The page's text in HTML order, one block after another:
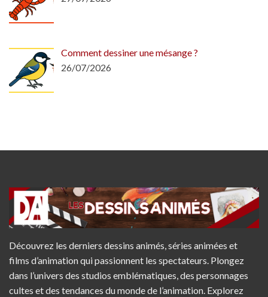
Comment dessiner une mésange ?
26/07/2026
Découvrez les derniers dessins animés, séries animées et
films d’animation qui passionnent les spectateurs. Plongez
dans l’univers des studios emblématiques, des personnages
cultes et des tendances du monde de l’animation. Explorez